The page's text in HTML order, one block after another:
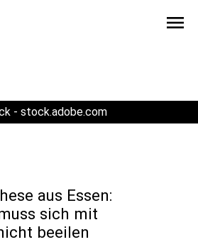
menu
- stock.adobe.com
aus Essen:
sich mit
beeilen